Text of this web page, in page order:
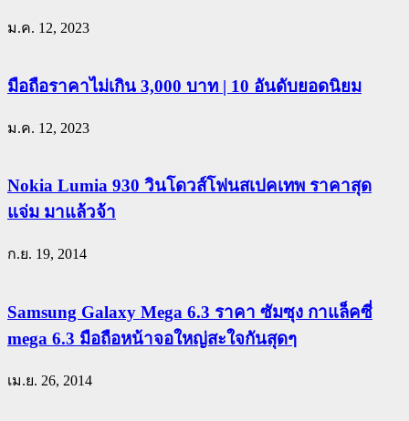
ม.ค. 12, 2023
มือถือราคาไม่เกิน 3,000 บาท | 10 อันดับยอดนิยม
ม.ค. 12, 2023
Nokia Lumia 930 วินโดวส์โฟนสเปคเทพ ราคาสุด
แจ่ม มาแล้วจ้า
ก.ย. 19, 2014
Samsung Galaxy Mega 6.3 ราคา ซัมซุง กาแล็คซี่
mega 6.3 มือถือหน้าจอใหญ่สะใจกันสุดๆ
เม.ย. 26, 2014